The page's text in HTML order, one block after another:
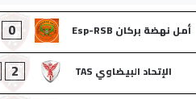
أمل نهضة بركان Esp-RSB 0
الإتحاد البيضاوي TAS 2